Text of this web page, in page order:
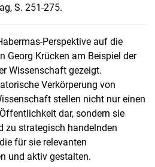
S. 251-275.
Perspektive auf die
Georg Krücken am Beispiel der
Wissenschaft gezeigt.
Verkörperung von
stellen nicht nur einen
dar, sondern sie
zu strategisch handelnden
für sie relevanten
und aktiv gestalten.